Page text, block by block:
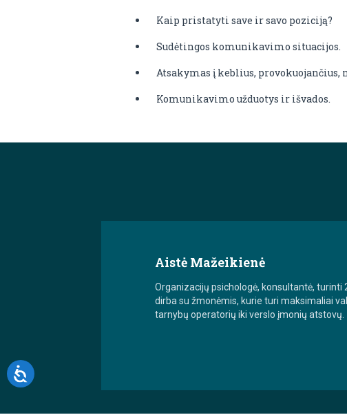
Kaip pristatyti save ir savo poziciją?
Sudėtingos komunikavimo situacijos.
Atsakymas į keblius, provokuojančius,
Komunikavimo užduotys ir išvados.
Aistė Mažeikienė
Organizacijų psichologė, konsultantė,
dirba su žmonėmis, kurie turi maksimaliai
tarnybų operatorių iki verslo įmonių atstovų.